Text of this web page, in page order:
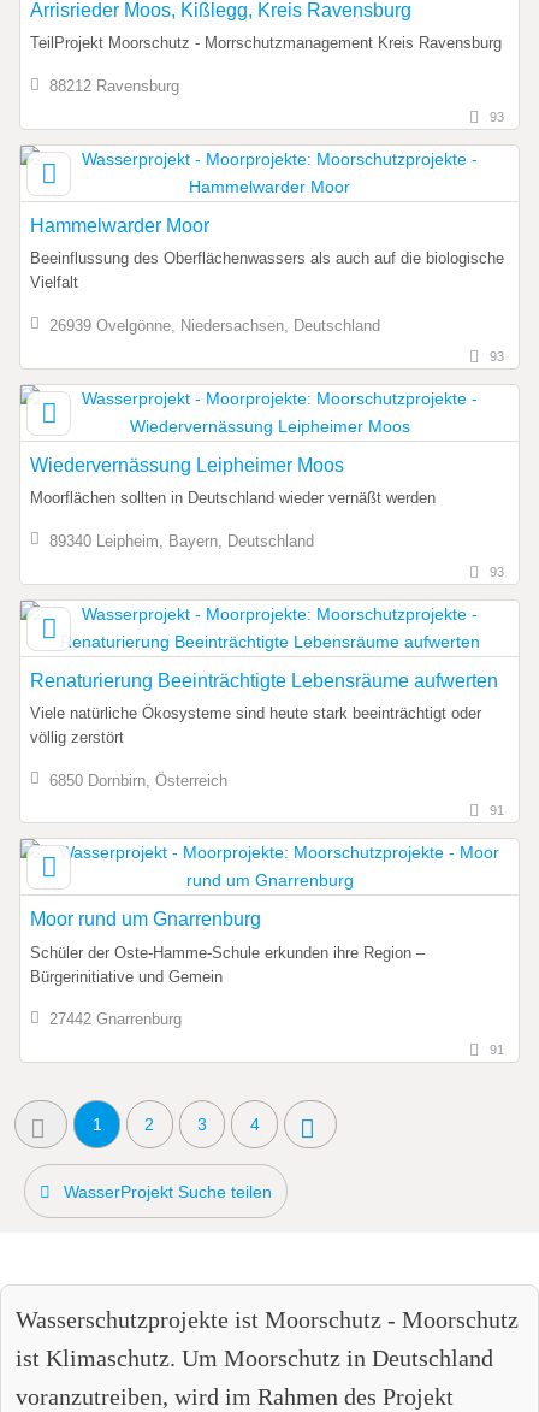
Arrisrieder Moos, Kißlegg, Kreis Ravensburg
TeilProjekt Moorschutz - Morrschutzmanagement Kreis Ravensburg
88212 Ravensburg
93
Hammelwarder Moor
Beeinflussung des Oberflächenwassers als auch auf die biologische
Vielfalt
26939 Ovelgönne, Niedersachsen, Deutschland
93
Wiedervernässung Leipheimer Moos
Moorflächen sollten in Deutschland wieder vernäßt werden
89340 Leipheim, Bayern, Deutschland
93
Renaturierung Beeinträchtigte Lebensräume aufwerten
Viele natürliche Ökosysteme sind heute stark beeinträchtigt oder
völlig zerstört
6850 Dornbirn, Österreich
91
Moor rund um Gnarrenburg
Schüler der Oste-Hamme-Schule erkunden ihre Region –
Bürgerinitiative und Gemein
27442 Gnarrenburg
91
1 2 3 4
WasserProjekt Suche teilen
Wasserschutzprojekte ist Moorschutz - Moorschutz
ist Klimaschutz. Um Moorschutz in Deutschland
voranzutreiben, wird im Rahmen des Projekt